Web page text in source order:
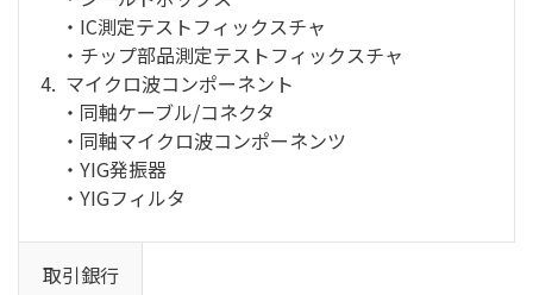
・IC測定テストフィックスチャ
・チップ部品測定テストフィックスチャ
マイクロ波コンポーネント
・同軸ケーブル/コネクタ
・同軸マイクロ波コンポーネンツ
・YIG発振器
・YIGフィルタ
取引銀行